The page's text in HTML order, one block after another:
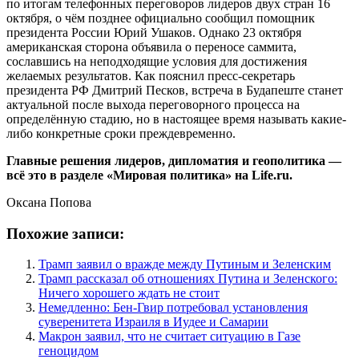
по итогам телефонных переговоров лидеров двух стран 16
октября, о чём позднее официально сообщил помощник
президента России Юрий Ушаков. Однако 23 октября
американская сторона объявила о переносе саммита,
сославшись на неподходящие условия для достижения
желаемых результатов. Как пояснил пресс-секретарь
президента РФ Дмитрий Песков, встреча в Будапеште станет
актуальной после выхода переговорного процесса на
определённую стадию, но в настоящее время называть какие-
либо конкретные сроки преждевременно.
Главные решения лидеров, дипломатия и геополитика —
всё это в разделе «Мировая политика» на Life.ru.
Оксана Попова
Похожие записи:
Трамп заявил о вражде между Путиным и Зеленским
Трамп рассказал об отношениях Путина и Зеленского:
Ничего хорошего ждать не стоит
Немедленно: Бен-Гвир потребовал установления
суверенитета Израиля в Иудее и Самарии
Макрон заявил, что не считает ситуацию в Газе
геноцидом